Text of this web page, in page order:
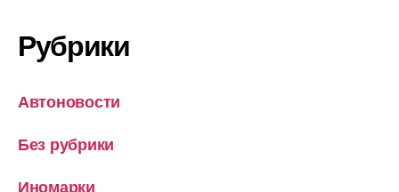
Рубрики
Автоновости
Без рубрики
Иномарки